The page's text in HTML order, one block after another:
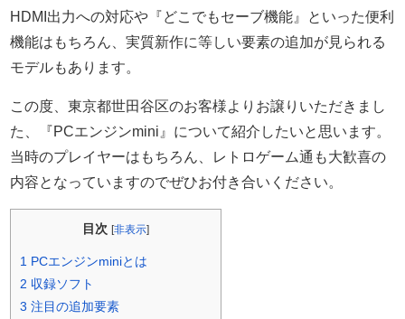
HDMI出力への対応や『どこでもセーブ機能』といった便利
機能はもちろん、実質新作に等しい要素の追加が見られる
モデルもあります。
この度、東京都世田谷区のお客様よりお譲りいただきまし
た、『PCエンジンmini』について紹介したいと思います。
当時のプレイヤーはもちろん、レトロゲーム通も大歓喜の
内容となっていますのでぜひお付き合いください。
目次 [非表示]
1 PCエンジンminiとは
2 収録ソフト
3 注目の追加要素